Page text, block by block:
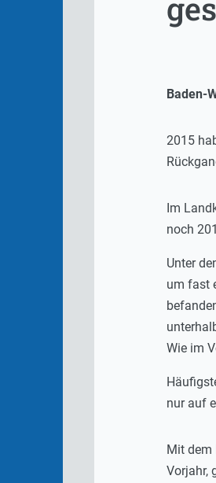
Baden-
2015
Im
noch
Unter
um fast
Wie im
nur auf
Mit dem
Vorjahr,